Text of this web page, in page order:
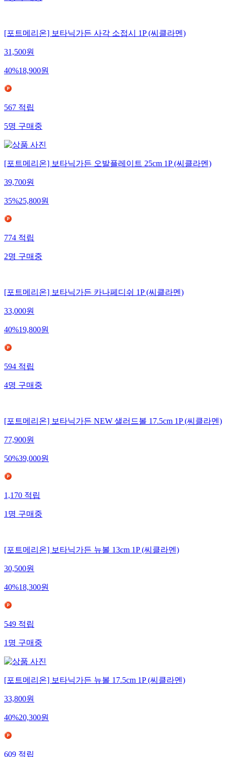
[포트메리온] 보타닉가든 사각 소접시 1P (씨클라멘)
31,500원
40%18,900원
567적립
5명구매중
[포트메리온] 보타닉가든 오발플레이트 25cm 1P (씨클라멘)
39,700원
35%25,800원
774적립
2명구매중
[포트메리온] 보타닉가든 카나페디쉬 1P (씨클라멘)
33,000원
40%19,800원
594적립
4명구매중
[포트메리온] 보타닉가든 NEW 샐러드볼 17.5cm 1P (씨클라멘)
77,900원
50%39,000원
1,170적립
1명구매중
[포트메리온] 보타닉가든 뉴볼 13cm 1P (씨클라멘)
30,500원
40%18,300원
549적립
1명구매중
[포트메리온] 보타닉가든 뉴볼 17.5cm 1P (씨클라멘)
33,800원
40%20,300원